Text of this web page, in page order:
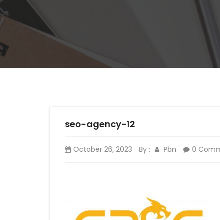
seo-agency-12
October 26, 2023 By : Pbn 0